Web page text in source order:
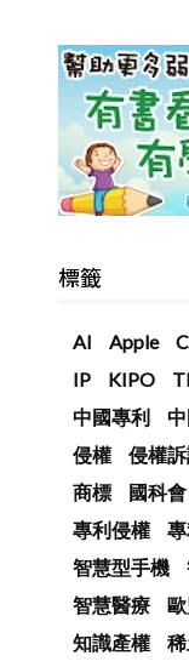
標籤
AI Apple
IP
KIPO
中國專利
侵權
侵權
商標
國科會
專利侵權
智慧型手機
智慧醫療
知識產權